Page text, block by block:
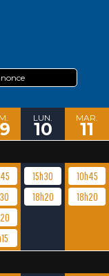
LUN.
10
MAR.
11
15h30
18h20
10h45
18h20